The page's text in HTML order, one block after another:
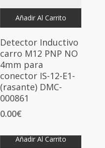
Añadir Al Carrito
Detector Inductivo
carro M12 PNP NO
4mm para
conector IS-12-E1-
(rasante) DMC-
000861
0.00€
Añadir Al Carrito